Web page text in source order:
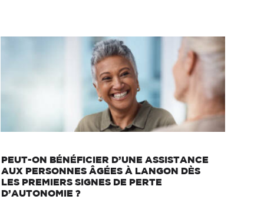
PEUT-ON BÉNÉFICIER D’UNE ASSISTANCE
AUX PERSONNES ÂGÉES À LANGON DÈS
LES PREMIERS SIGNES DE PERTE
D’AUTONOMIE ?